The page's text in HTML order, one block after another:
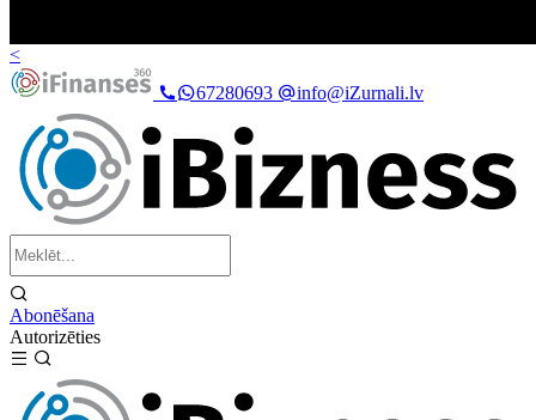
<
67280693
info@iZurnali.lv
Abonēšana
Autorizēties